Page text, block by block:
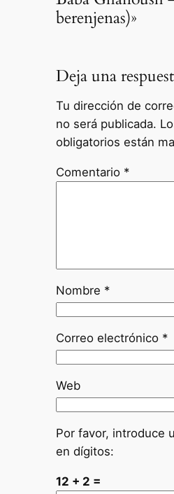
berenjenas)»
Deja una
Tu dirección de
no será publicada.
obligatorios están
Comentario *
Nombre *
Correo electrónico *
Web
Por favor, introduce
en dígitos:
12 + 2 =